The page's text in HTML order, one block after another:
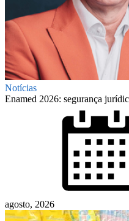
Notícias
Enamed 2026: segurança
agosto, 2026